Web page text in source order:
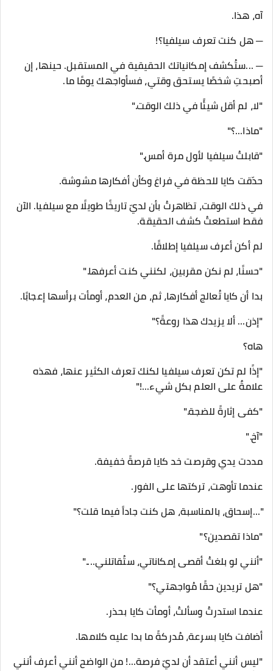
آه، هذا.
─ هل كنت تعرف سيلفيا؟!
─ ...ستُكشف إمكانياتك الحقيقية في المستقبل. حينها، إن
أصبحتِ شخصًا يستحق وقتي، فسأواجهك يومًا ما.
"لا، لم أقل شيئًا في ذلك الوقت."
"ماذا...؟"
"قابلتُ سيلفيا لأول مرة أمس."
حدّقت كايا للحظة في فراغ وكأن أفكارها مشوشة.
في ذلك الوقت، تظاهرتُ بأن لديّ تاريخًا طويلًا مع سيلفيا. الآن
فقط استطعتُ كشف الحقيقة.
لم أكن أعرف سيلفيا إطلاقًا.
"حسنًا، لم نكن مقربين، لكنني كنت أعرفها."
بدا أن كايا تُعالج أفكارها، ثم، من العدم، أومأت برأسها إعجابًا.
"إذن... ألا يزيدك هذا روعةً؟"
هاه؟
"إذًا لم تكن تعرف سيلفيا لكنك تعرف الكثير عنها، فهذه
علامةٌ على العلم بكل شيء...!"
"كفى إثارةً للضجة."
"آخ."
مددت يدي وقرصت خد كايا قرصةً خفيفة.
عندما تأوهت، تركتها على الفور.
"...إسحاق، بالمناسبة، هل كنت جاداً فيما قلت؟"
"ماذا تقصدين؟"
"أنني لو بلغتُ أقصى إمكاناتي، ستُقاتلني...."
"هل تريدين حقًا مُواجهتي؟"
عندما استدرتُ وسألتُ، أومأت كايا بحذر.
أضافت كايا بسرعة، مُدركةً ما بدا عليه كلامها.
"ليس أنني أعتقد أن لديّ فرصة...! من الواضح أنني أعرف أنني